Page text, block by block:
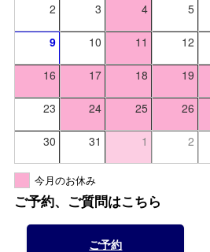
2 3 4 5
9 10 11 12
16 17 18 19
23 24 25 26
30 31 1 2
今月のお休み
ご予約、ご質問はこちら
ご予約